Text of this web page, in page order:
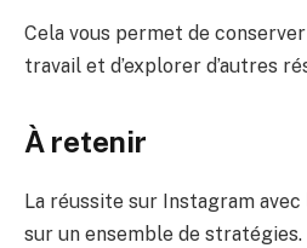
Cela vous permet de
travail et d’explorer d’autres
À retenir
La réussite sur Instagram
sur un ensemble de